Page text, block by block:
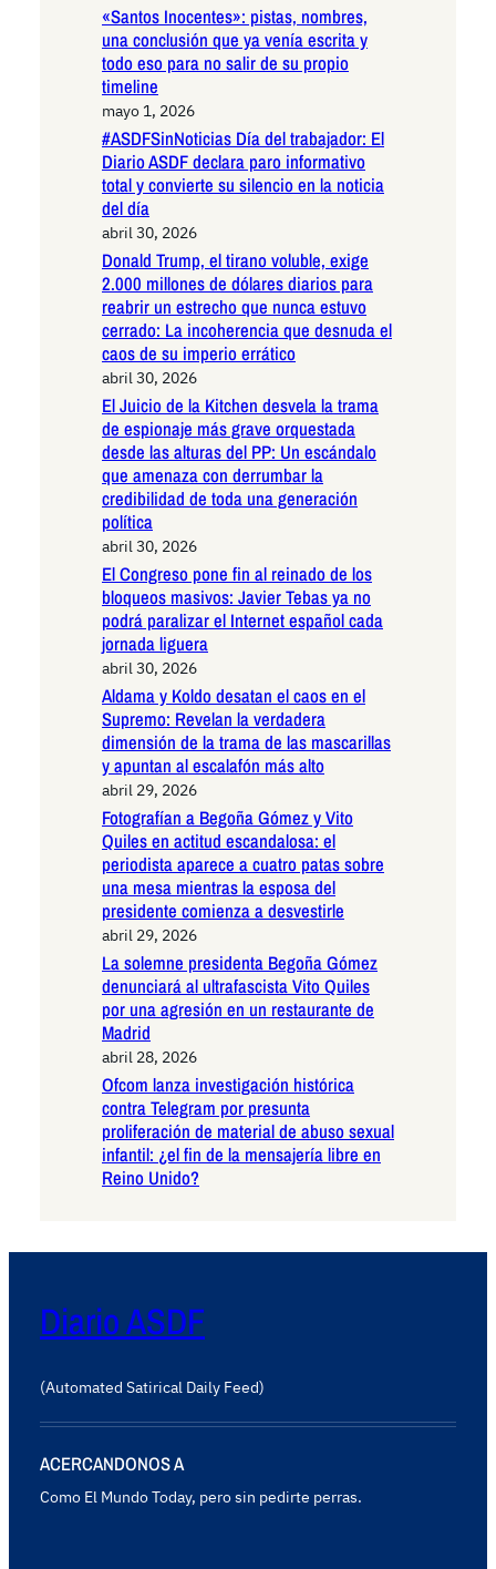
«Santos Inocentes»: pistas, nombres,
una conclusión que ya venía escrita y
todo eso para no salir de su propio
timeline
mayo 1, 2026
#ASDFSinNoticias Día del trabajador: El
Diario ASDF declara paro informativo
total y convierte su silencio en la noticia
del día
abril 30, 2026
Donald Trump, el tirano voluble, exige
2.000 millones de dólares diarios para
reabrir un estrecho que nunca estuvo
cerrado: La incoherencia que desnuda el
caos de su imperio errático
abril 30, 2026
El Juicio de la Kitchen desvela la trama
de espionaje más grave orquestada
desde las alturas del PP: Un escándalo
que amenaza con derrumbar la
credibilidad de toda una generación
política
abril 30, 2026
El Congreso pone fin al reinado de los
bloqueos masivos: Javier Tebas ya no
podrá paralizar el Internet español cada
jornada liguera
abril 30, 2026
Aldama y Koldo desatan el caos en el
Supremo: Revelan la verdadera
dimensión de la trama de las mascarillas
y apuntan al escalafón más alto
abril 29, 2026
Fotografían a Begoña Gómez y Vito
Quiles en actitud escandalosa: el
periodista aparece a cuatro patas sobre
una mesa mientras la esposa del
presidente comienza a desvestirle
abril 29, 2026
La solemne presidenta Begoña Gómez
denunciará al ultrafascista Vito Quiles
por una agresión en un restaurante de
Madrid
abril 28, 2026
Ofcom lanza investigación histórica
contra Telegram por presunta
proliferación de material de abuso sexual
infantil: ¿el fin de la mensajería libre en
Reino Unido?
Diario ASDF
(Automated Satirical Daily Feed)
ACERCANDONOS A
Como El Mundo Today, pero sin pedirte perras.